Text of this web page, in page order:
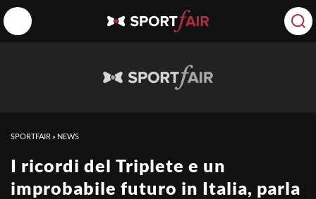
SPORTFAIR » NEWS
I ricordi del Triplete e un
improbabile futuro in Italia, parla